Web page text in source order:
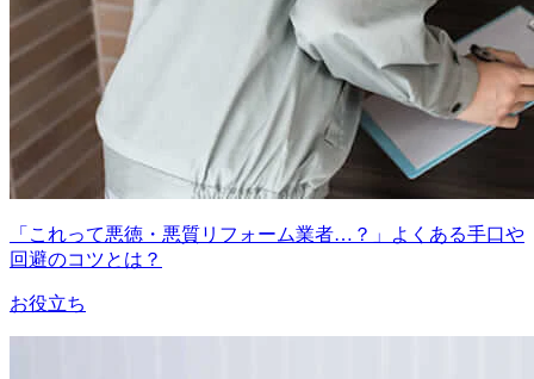
「これって悪徳・悪質リフォーム業者…？」よくある手口や
回避のコツとは？
お役立ち